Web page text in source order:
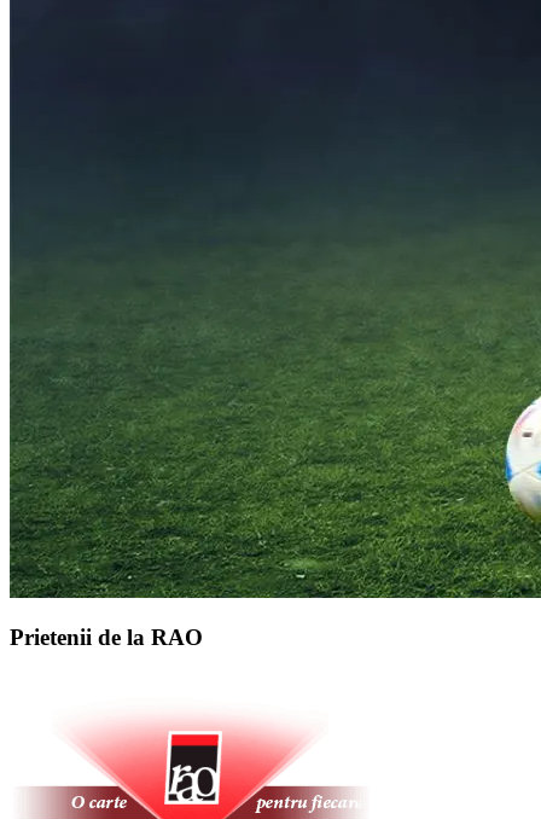
Prietenii de la RAO